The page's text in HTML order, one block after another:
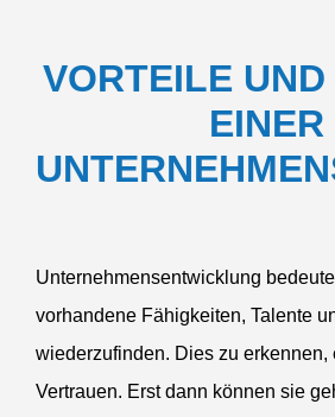
VORTEILE UND
EINER
Unternehmens­entwicklung
vorhandene Fähig­keiten, Talente
wiederzufinden. Dies zu erkennen,
Vertrauen. Erst dann können sie